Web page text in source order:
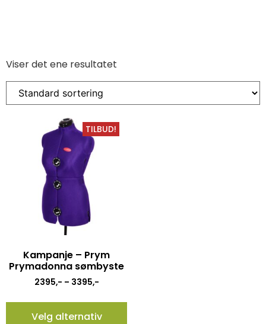
Viser det ene resultatet
TILBUD!
Kampanje – Prym
Prymadonna sømbyste
2395,- – 3395,-
Velg alternativ